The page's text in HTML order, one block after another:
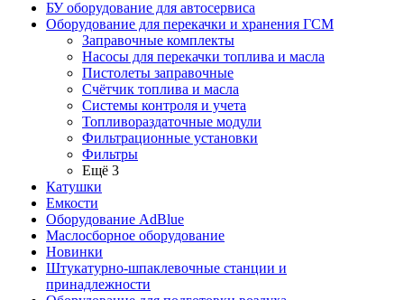
БУ оборудование для автосервиса
Оборудование для перекачки и хранения ГСМ
Заправочные комплекты
Насосы для перекачки топлива и масла
Пистолеты заправочные
Счётчик топлива и масла
Системы контроля и учета
Топливораздаточные модули
Фильтрационные установки
Фильтры
Ещё 3
Катушки
Емкости
Оборудование AdBlue
Маслосборное оборудование
Новинки
Штукатурно-шпаклевочные станции и
принадлежности